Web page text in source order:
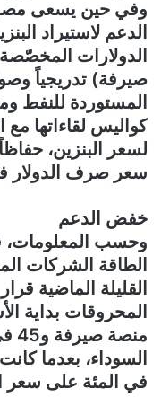
وفي حين يسعى
الدعم لاستيراد
الدولارات
صيرفة) تدريجياً
المستوردة للنفط
كواليس لقاءاتها مع
لسعر البنزين،
سعر صرف الدولار
خفض الدعم
وحسب المعلومات،
الطاقة الشركات
القليلة الماضية
في المئة على سعر